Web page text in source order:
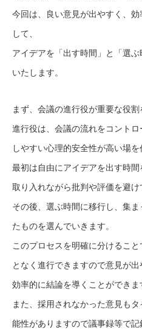
今回は、良い意見が出やすく、
して、
アイデアを「出す時間」と「選
いたします。
まず、会議の進行役が重要な役割
進行役は、会議の流れをコント
しやすい心理的安全性が高い場を
最初は自由にアイデアを出す時
取り入れながら批判や評価を避け
その後、選ぶ時間に移行し、集
たものを選んでいきます。
このプロセスを明確に分けるこ
となく進行できますので意見が出
効率的に結論を導くことができま
また、採用されなかった意見も
能性がありますので議事録等で記